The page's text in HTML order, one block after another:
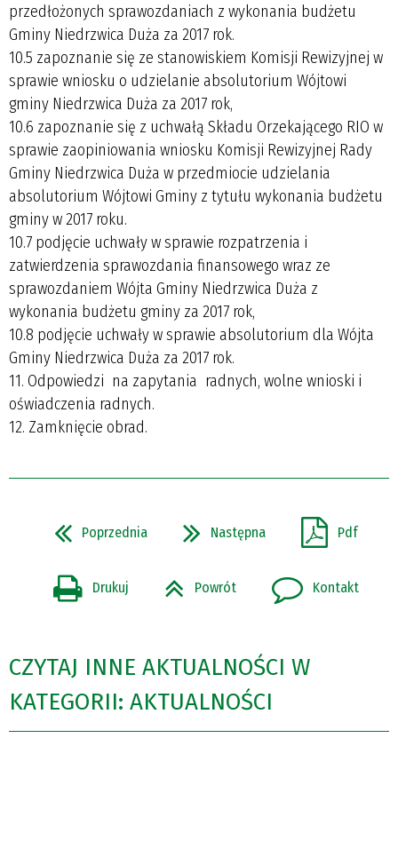
przedłożonych sprawozdaniach z wykonania budżetu
Gminy Niedrzwica Duża za 2017 rok.
10.5 zapoznanie się ze stanowiskiem Komisji Rewizyjnej w
sprawie wniosku o udzielanie absolutorium Wójtowi
gminy Niedrzwica Duża za 2017 rok,
10.6 zapoznanie się z uchwałą Składu Orzekającego RIO w
sprawie zaopiniowania wniosku Komisji Rewizyjnej Rady
Gminy Niedrzwica Duża w przedmiocie udzielania
absolutorium Wójtowi Gminy z tytułu wykonania budżetu
gminy w 2017 roku.
10.7 podjęcie uchwały w sprawie rozpatrzenia i
zatwierdzenia sprawozdania finansowego wraz ze
sprawozdaniem Wójta Gminy Niedrzwica Duża z
wykonania budżetu gminy za 2017 rok,
10.8 podjęcie uchwały w sprawie absolutorium dla Wójta
Gminy Niedrzwica Duża za 2017 rok.
11. Odpowiedzi na zapytania radnych, wolne wnioski i
oświadczenia radnych.
12. Zamknięcie obrad.
Poprzednia Następna Pdf
Drukuj Powrót Kontakt
CZYTAJ INNE AKTUALNOŚCI W
KATEGORII: AKTUALNOŚCI